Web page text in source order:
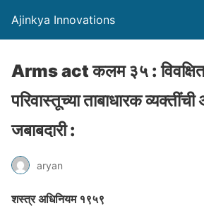
Ajinkya Innovations
Arms act कलम ३५ :
परिवास्तूच्या ताबाधारक
जबाबदारी :
aryan
शस्त्र अधिनियम १९५९